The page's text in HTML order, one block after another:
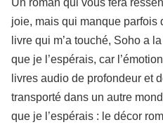
joie, mais qui manque parfois
livre qui m’a touché, Soho a
que je l’espérais, car
livres audio de profondeur et
transporté dans un autre
que je l’espérais : le décor